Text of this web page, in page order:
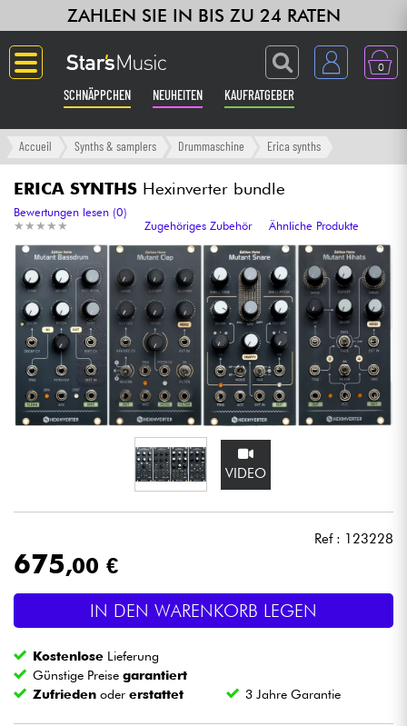
ZAHLEN SIE IN BIS ZU 24 RATEN
0
SCHNÄPPCHEN NEUHEITEN KAUFRATGEBER
Langue
Gitarre & Bass
Verstärker & Effekte
Klaviere & Piano
Synths & samplers
Studio
Kopfhörer
Live-Sound
Licht
Drums
Accueil Synths & samplers Drummaschine Erica synths
ERICA SYNTHS Hexinverter bundle
★ ★ ★ ★ ★
★ ★ ★ ★ ★
Bewertungen lesen (0)
Zugehöriges Zubehör
Ähnliche Produkte
VIDEO
Ref : 123228
675,00 €
IN DEN WARENKORB LEGEN
Kostenlose Lieferung
Günstige Preisegarantiert
Zufrieden odererstattet 3 Jahre Garantie